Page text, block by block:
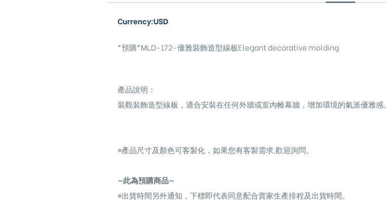
Currency:USD
*預購*MLD-172-優雅裝飾造型線板Elegant decorative molding
產品說明：
裝觀裝飾造型線板，適合安裝在任何外牆或室內帷幕牆，增加環境的氣派優雅感。
※產品尺寸及顏色可客製化，如果您有客製需求,歡迎詢問。
—此為預購商品—
※出貨時間另外通知，下標即代表同意配合賣家生產排程及出貨時間。